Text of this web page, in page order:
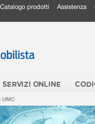
Catalogo prodotti Assistenza
SERVIZI ONLINE
UMC